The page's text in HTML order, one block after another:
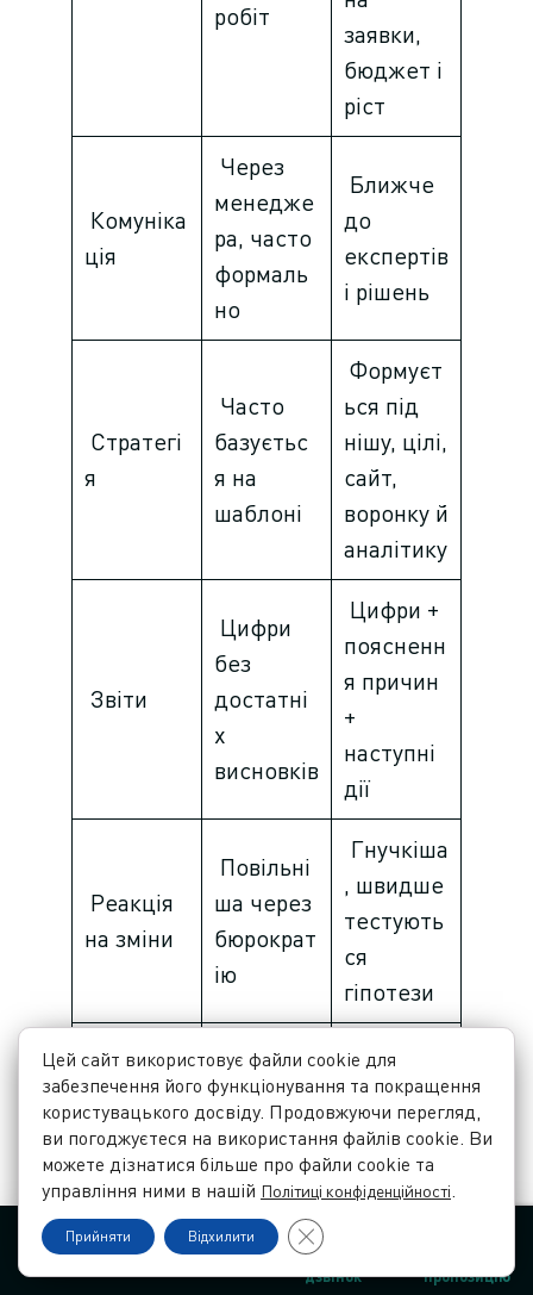
робіт
заявки,
бюджет і
ріст
Комуніка
ція
Через
менедже
ра, часто
формаль
но
Ближче
до
експертів
і рішень
Стратегі
я
Часто
базуєтьс
я на
шаблоні
Формуєт
ься під
нішу, цілі,
сайт,
воронку й
аналітику
Звіти
Цифри
без
достатні
х
висновків
Цифри +
поясненн
я причин
+
наступні
дії
Реакція
на зміни
Повільні
ша через
бюрократ
ію
Гнучкіша
, швидше
тестують
ся
гіпотези
Оцінка
результа
ту
Позиції,
кліки,
трафік,
виконані
задачі
Заявки,
якість
лідів,
конверсії,
ROI,
Контакти Мова
Замовити
дзвінок
пропозицію
Цей сайт використовує файли cookie для
забезпечення його функціонування та покращення
користувацького досвіду. Продовжуючи перегляд,
ви погоджуєтеся на використання файлів cookie. Ви
можете дізнатися більше про файли cookie та
управління ними в нашій Політиці конфіденційності.
Прийняти Відхилити Close GDPR Cookie Banner